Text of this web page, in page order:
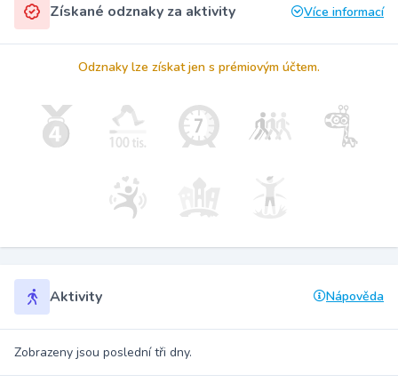
Získané odznaky za aktivity Více informací
Odznaky lze získat jen s prémiovým účtem.
Aktivity Nápověda
Zobrazeny jsou poslední tři dny.